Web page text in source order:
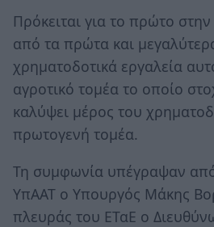
Πρόκειται για το πρώτο
από τα πρώτα και
χρηματοδοτικά εργαλεία
αγροτικό τομέα το οποίο
καλύψει μέρος του
πρωτογενή τομέα.
Τη συμφωνία υπέγραψαν
ΥπΑΑΤ ο Υπουργός Μάκης
πλευράς του ΕΤαΕ ο